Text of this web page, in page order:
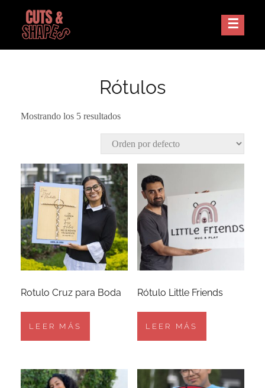
content
Rótulos
Mostrando los 5 resultados
Rotulo Cruz para Boda
LEER MÁS
Rótulo Little Friends
LEER MÁS